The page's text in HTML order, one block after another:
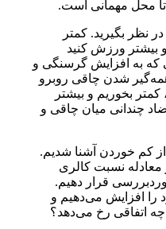
مهمانی است.
بگیرید. کمتر
ورزش کنید
افزایش گرسنگی و
شدن چاقی روبرو
بخوریم و بیشتر
میان چاقی و
آشنا شدیم.
نسبت کالری
قرار دهیم.
می‌دهیم و
رخ می‌دهد؟